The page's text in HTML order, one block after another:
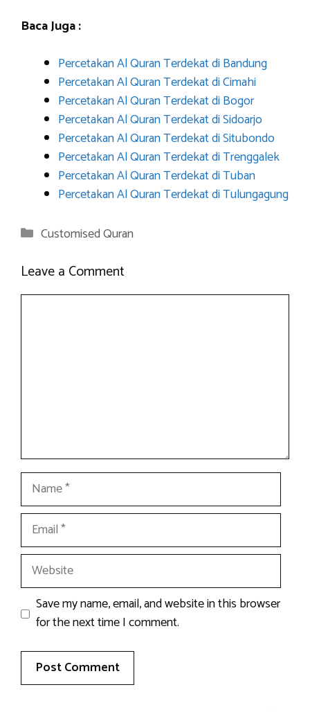
Baca Juga :
Percetakan Al Quran Terdekat di Bandung
Percetakan Al Quran Terdekat di Cimahi
Percetakan Al Quran Terdekat di Bogor
Percetakan Al Quran Terdekat di Sidoarjo
Percetakan Al Quran Terdekat di Situbondo
Percetakan Al Quran Terdekat di Trenggalek
Percetakan Al Quran Terdekat di Tuban
Percetakan Al Quran Terdekat di Tulungagung
Categories
Customised Quran
Leave a Comment
Name
Email
Website
Save my name, email, and website in this browser
for the next time I comment.